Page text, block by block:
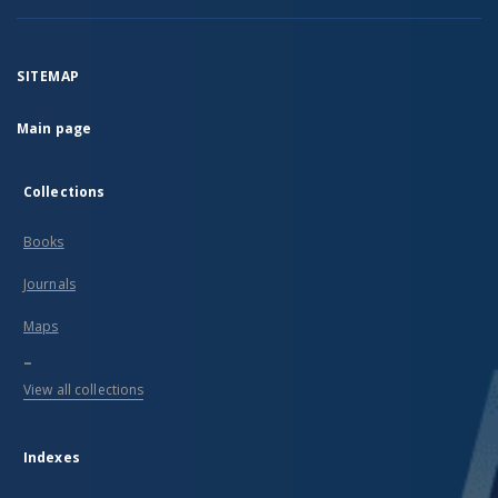
SITEMAP
Main page
Collections
Books
Journals
Maps
...
View all collections
Indexes